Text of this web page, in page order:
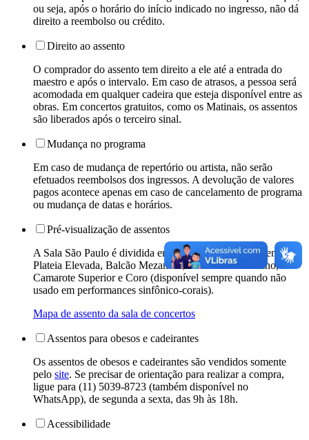
ou seja, após o horário do início indicado no ingresso, não dá
direito a reembolso ou crédito.
Direito ao assento
O comprador do assento tem direito a ele até a entrada do
maestro e após o intervalo. Em caso de atrasos, a pessoa será
acomodada em qualquer cadeira que esteja disponível entre as
obras. Em concertos gratuitos, como os Matinais, os assentos
são liberados após o terceiro sinal.
Mudança no programa
Em caso de mudança de repertório ou artista, não serão
efetuados reembolsos dos ingressos. A devolução de valores
pagos acontece apenas em caso de cancelamento de programa
ou mudança de datas e horários.
Pré-visualização de assentos
A Sala São Paulo é dividida em seis setores: Plateia Central,
Plateia Elevada, Balcão Mezanino, Camarote Mezanino,
Camarote Superior e Coro (disponível sempre quando não
usado em performances sinfônico-corais).
Mapa de assento da sala de concertos
Assentos para obesos e cadeirantes
Os assentos de obesos e cadeirantes são vendidos somente
pelo site. Se precisar de orientação para realizar a compra,
ligue para (11) 5039-8723 (também disponível no
WhatsApp), de segunda a sexta, das 9h às 18h.
Acessibilidade